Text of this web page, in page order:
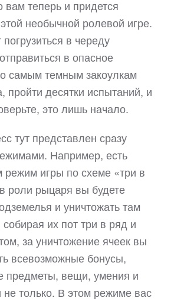
вам теперь и придется
необычной ролевой игре.
в череду
в опасное
самым темным закоулкам
пройти десятки испытаний, и
это лишь начало.
тут представлен сразу
Например, есть
режим игры по схеме «три в
роли рыцаря вы будете
и уничтожать там
собирая их пот три в ряд и
за уничтожение ячеек вы
всевозможные бонусы,
предметы, вещи, умения и
не только. В этом режиме вас